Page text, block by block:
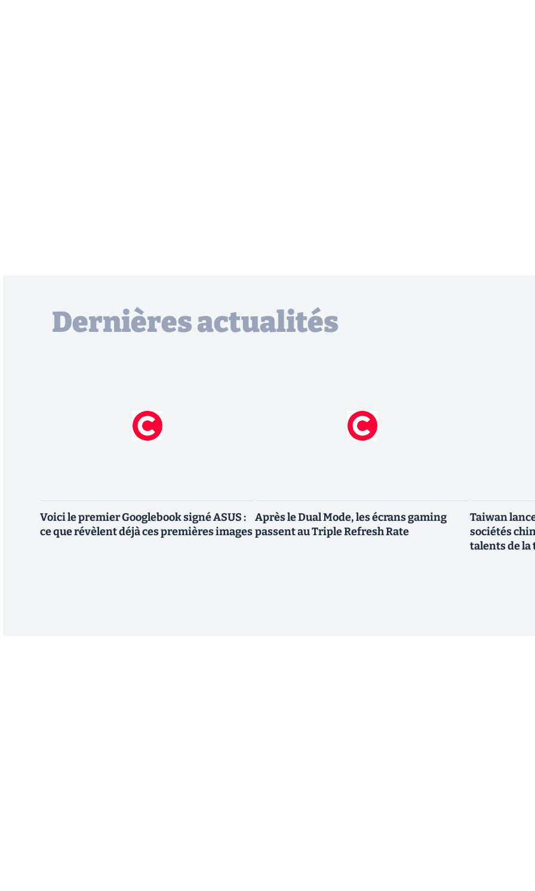
Dernières actualités
Voici le premier Googlebook signé ASUS :
ce que révèlent déjà ces premières images
Après le Dual Mode, les écrans gaming
passent au Triple Refresh Rate
Taiwan
sociétés
talents de la